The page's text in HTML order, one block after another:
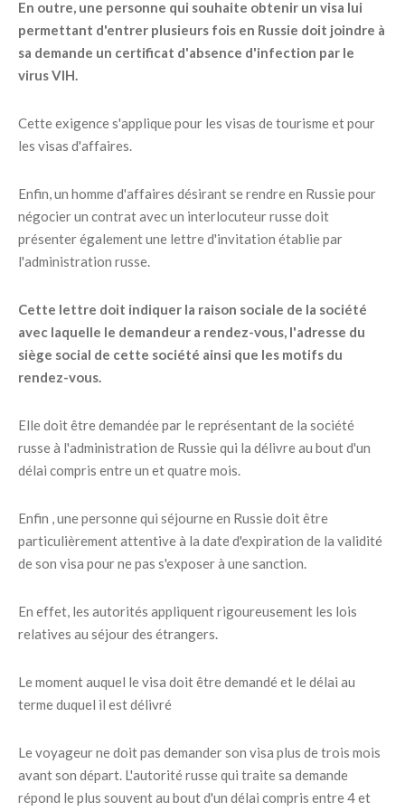
En outre, une personne qui souhaite obtenir un visa lui
permettant d'entrer plusieurs fois en Russie doit joindre à
sa demande un certificat d'absence d'infection par le
virus VIH.
Cette exigence s'applique pour les visas de tourisme et pour
les visas d'affaires.
Enfin, un homme d'affaires désirant se rendre en Russie pour
négocier un contrat avec un interlocuteur russe doit
présenter également une lettre d'invitation établie par
l'administration russe.
Cette lettre doit indiquer la raison sociale de la société
avec laquelle le demandeur a rendez-vous, l'adresse du
siège social de cette société ainsi que les motifs du
rendez-vous.
Elle doit être demandée par le représentant de la société
russe à l'administration de Russie qui la délivre au bout d'un
délai compris entre un et quatre mois.
Enfin , une personne qui séjourne en Russie doit être
particulièrement attentive à la date d'expiration de la validité
de son visa pour ne pas s'exposer à une sanction.
En effet, les autorités appliquent rigoureusement les lois
relatives au séjour des étrangers.
Le moment auquel le visa doit être demandé et le délai au
terme duquel il est délivré
Le voyageur ne doit pas demander son visa plus de trois mois
avant son départ. L'autorité russe qui traite sa demande
répond le plus souvent au bout d'un délai compris entre 4 et